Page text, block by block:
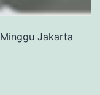
Jakarta